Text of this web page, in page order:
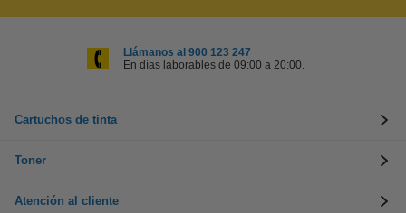
Llámanos al 900 123 247
En días laborables de 09:00 a 20:00.
Cartuchos de tinta
Toner
Atención al cliente